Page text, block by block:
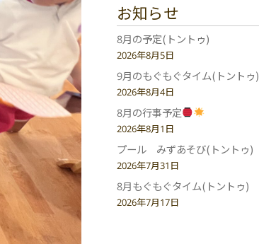
お知らせ
8月の予定(トントゥ)
2026年8月5日
9月のもぐもぐタイム(トントゥ)
2026年8月4日
8月の行事予定
2026年8月1日
プール みずあそび(トントゥ)
2026年7月31日
8月もぐもぐタイム(トントゥ)
2026年7月17日